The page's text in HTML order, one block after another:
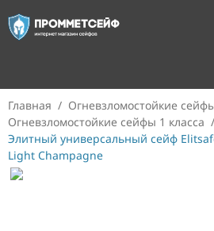
Главная / Огневзломостойкие
Огневзломостойкие сейфы 1 класса /
Элитный универсальный сейф
Light Champagne